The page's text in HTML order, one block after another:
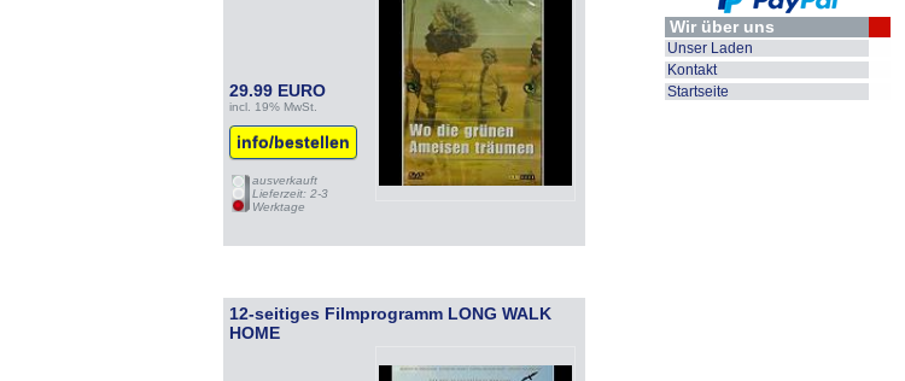
29.99 EURO
incl. 19% MwSt.
info/bestellen
ausverkauft
Lieferzeit: 2-3
Werktage
12-seitiges Filmprogramm LONG WALK
HOME
Wir über uns
Unser Laden
Kontakt
Startseite